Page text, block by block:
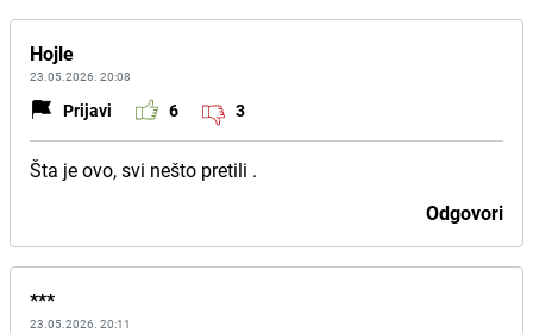
Hojle
23.05.2026. 20:08
Prijavi 6 3
Šta je ovo, svi nešto pretili .
Odgovori
***
23.05.2026. 20:11